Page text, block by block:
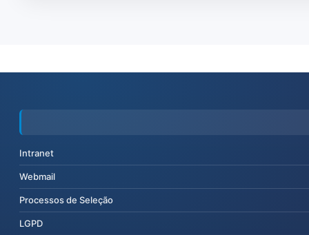
Intranet
Webmail
Processos de Seleção
LGPD